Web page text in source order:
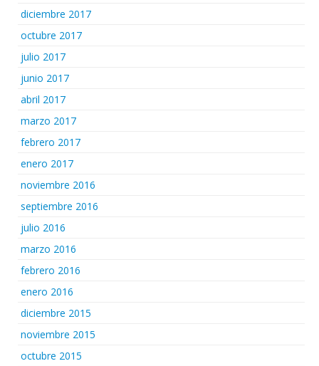
diciembre 2017
octubre 2017
julio 2017
junio 2017
abril 2017
marzo 2017
febrero 2017
enero 2017
noviembre 2016
septiembre 2016
julio 2016
marzo 2016
febrero 2016
enero 2016
diciembre 2015
noviembre 2015
octubre 2015